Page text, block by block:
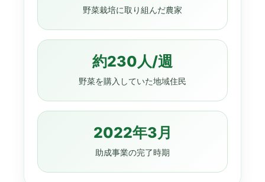
野菜栽培に取り組んだ農家
約230人/週
野菜を購入していた地域住民
2022年3月
助成事業の完了時期